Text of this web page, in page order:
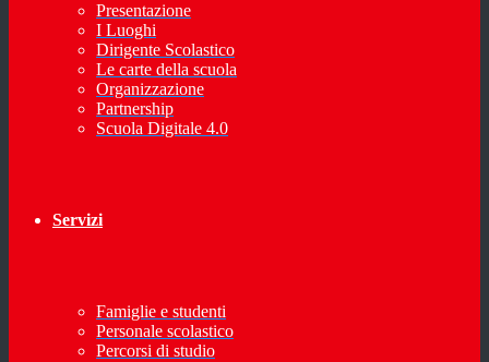
Presentazione
I Luoghi
Dirigente Scolastico
Le carte della scuola
Organizzazione
Partnership
Scuola Digitale 4.0
Servizi
Famiglie e studenti
Personale scolastico
Percorsi di studio